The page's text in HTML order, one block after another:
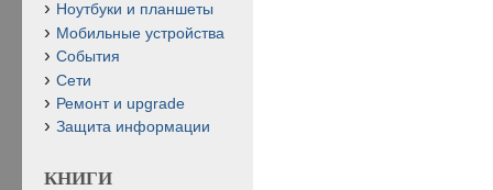
Ноутбуки и планшеты
Мобильные устройства
События
Сети
Ремонт и upgrade
Защита информации
КНИГИ